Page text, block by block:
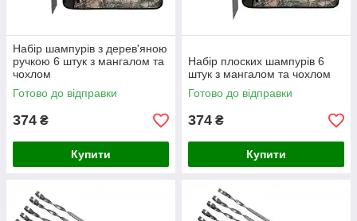
Набір шампурів з дерев'яною
ручкою 6 штук з мангалом та
чохлом
Готово до відправки
374 ₴
Купити
Набір плоских шампурів 6
штук з мангалом та чохлом
Готово до відправки
374 ₴
Купити